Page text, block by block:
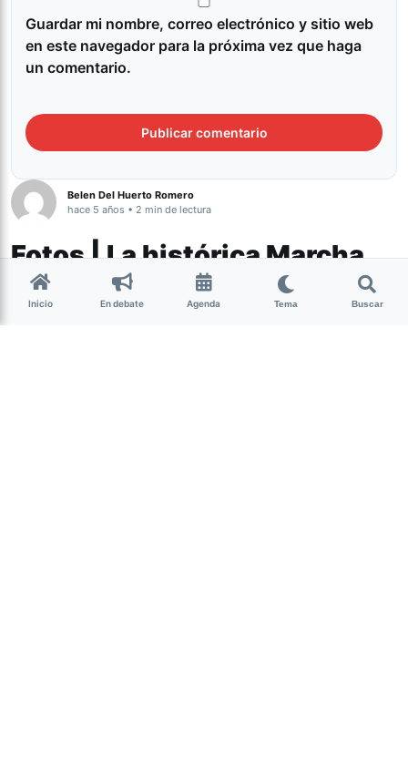
Guardar mi nombre, correo electrónico y sitio web
en este navegador para la próxima vez que haga
un comentario.
Belen Del Huerto Romero
hace 5 años • 2 min de lectura
Fotos | La histórica Marcha
del Orgullo LGTBIQNB+ en
Tucumán
Inicio En debate Agenda Tema Buscar